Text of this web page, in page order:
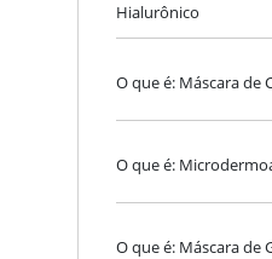
Hialurônico
O que é: Máscara de
O que é:
O que é: Máscara de